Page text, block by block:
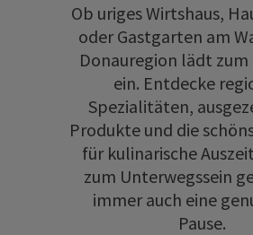
Ob uriges Wirtshaus,
oder Gastgarten am
Donauregion lädt zum
ein. Entdecke
Spezialitäten,
Produkte und die
für kulinarische
zum Unterwegssein
immer auch eine
Pause.